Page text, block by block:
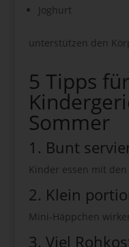
Joghurt
unterstützen den
5 Tipps
Sommer
1. Bunt
Kinder essen mit den
2. Klein
Mini-Häppchen
3. Viel